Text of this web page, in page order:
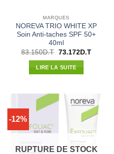
MARQUES
NOREVA TRIO WHITE XP
Soin Anti-taches SPF 50+
40ml
83.150D.T Le
initial
était :
73.172D.TLe
LIRE LA SUITE
-12%
RUPTURE DE STOCK